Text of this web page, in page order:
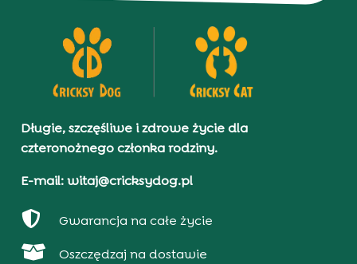
Długie, szczęśliwe i zdrowe życie dla
czteronożnego członka rodziny.
E-mail: witaj@cricksydog.pl
 Gwarancja na całe życie
 Oszczędzaj na dostawie